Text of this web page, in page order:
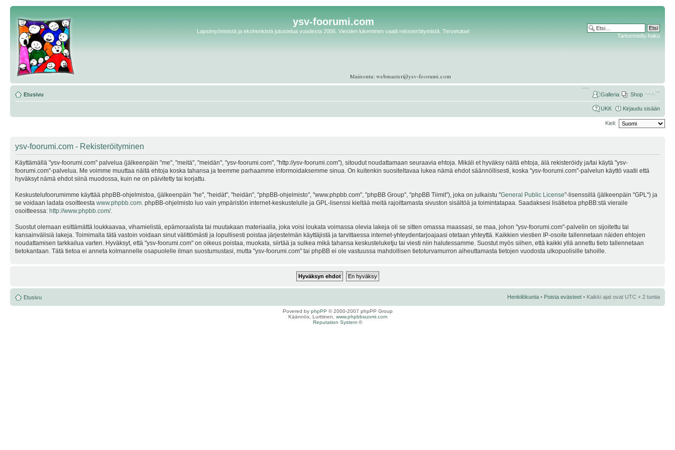
ysv-foorumi.com
Lapsimyönteistä ja ekohenkistä jutustelua vuodesta 2006. Viestien lukeminen vaatii rekisteröitymistä. Tervetuloa!
Tarkennettu haku
Etusivu Shop
Galleria
UKK Kirjaudu sisään
Kieli:
ysv-foorumi.com - Rekisteröityminen
Käyttämällä "ysv-foorumi.com" palvelua (jälkeenpäin "me", "meitä", "meidän", "ysv-foorumi.com", "http://ysv-foorumi.com"), sitoudut noudattamaan seuraavia ehtoja. Mikäli et hyväksy näitä ehtoja, älä rekisteröidy ja/tai käytä "ysv-
foorumi.com"-palvelua. Me voimme muuttaa näitä ehtoja koska tahansa ja teemme parhaamme informoidaksemme sinua. On kuitenkin suositeltavaa lukea nämä ehdot säännöllisesti, koska "ysv-foorumi.com"-palvelun käyttö vaatii että
hyväksyt nämä ehdot siinä muodossa, kuin ne on päivitetty tai korjattu.
Keskustelufoorumimme käyttää phpBB-ohjelmistoa, (jälkeenpäin "he", "heidät", "heidän", "phpBB-ohjelmisto", "www.phpbb.com", "phpBB Group", "phpBB Tiimit"), joka on julkaistu "General Public License"-lisenssillä (jälkeenpäin "GPL") ja
se voidaan ladata osoitteesta www.phpbb.com . phpBB-ohjelmisto luo vain ympäristön internet-keskustelulle ja GPL-lisenssi kieltää meitä rajoittamasta sivuston sisältöä ja toimintatapaa. Saadaksesi lisätietoa phpBB:stä vieraile
osoitteessa: http://www.phpbb.com/.
Suostut olemaan esittämättä loukkaavaa, vihamielistä, epämoraalista tai muutakaan materiaalia, joka voisi loukata voimassa olevia lakeja oli se sitten omassa maassasi, se maa, johon "ysv-foorumi.com"-palvelin on sijoitettu tai
kansainvälisiä lakeja. Toimimalla tätä vastoin voidaan sinut välittömästi ja lopullisesti poistaa järjestelmän käyttäjistä ja tarvittaessa internet-yhteydentarjoajaasi otetaan yhteyttä. Kaikkien viestien IP-osoite tallennetaan näiden ehtojen
noudattamisen tarkkailua varten. Hyväksyt, että "ysv-foorumi.com" on oikeus poistaa, muokata, siirtää ja sulkea mikä tahansa keskusteluketju tai viesti niin halutessamme. Suostut myös siihen, että kaikki yllä annettu tieto tallennetaan
tietokantaan. Tätä tietoa ei anneta kolmannelle osapuolelle ilman suostumustasi, mutta "ysv-foorumi.com" tai phpBB ei ole vastuussa mahdollisen tietoturvamurron aiheuttamasta tietojen vuodosta ulkopuolisille tahoille.
Etusivu Henkilökunta • Poista evästeet • Kaikki ajat ovat UTC + 2 tuntia
Povered by phpPP © 2000-2007 phpPP Group
Käännös, Lurttinen, www.phpbbsuomi.com
Reputation System ©